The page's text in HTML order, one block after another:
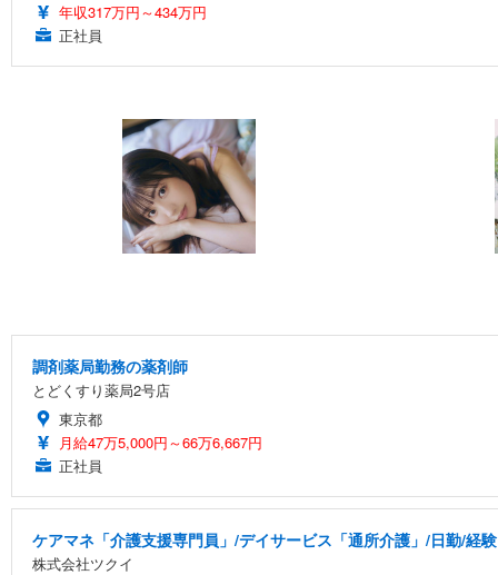
年収317万円～434万円
正社員
調剤薬局勤務の薬剤師
とどくすり薬局2号店
東京都
月給47万5,000円～66万6,667円
正社員
ケアマネ「介護支援専門員」/デイサービス「通所介護」/日勤/経
株式会社ツクイ